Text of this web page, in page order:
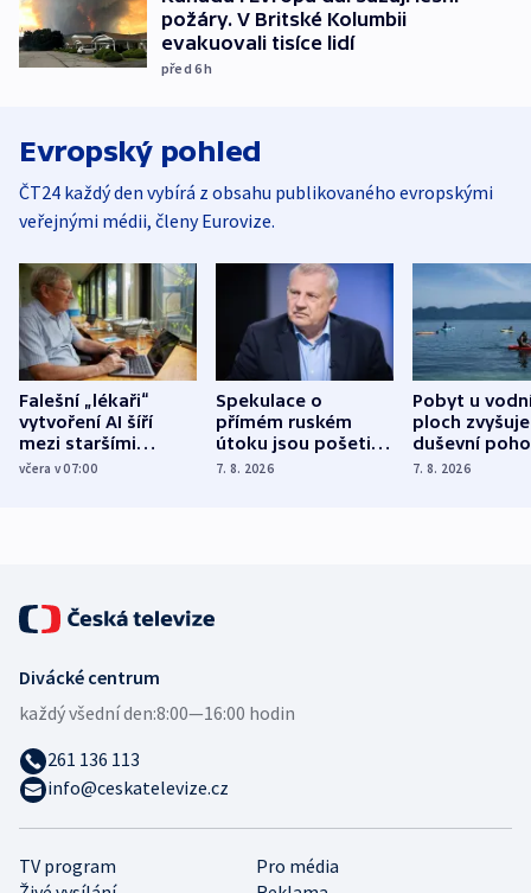
požáry. V Britské Kolumbii
evakuovali tisíce lidí
před 6h
Evropský pohled
ČT24 každý den vybírá z obsahu publikovaného evropskými
veřejnými médii, členy Eurovize.
Falešní „lékaři“
vytvoření AI šíří
mezi staršími
Poláky nebezpečné
včera v 07:00
Spekulace o
přímém ruském
útoku jsou pošetilé,
míní estonský
7. 8. 2026
Pobyt u
ploch zvyšuje
duševní
ukázala
7. 8. 2026
TV program
Pro média
Divácké centrum
každý všední den:8:00—16:00 hodin
261 136 113
info@ceskatelevize.cz